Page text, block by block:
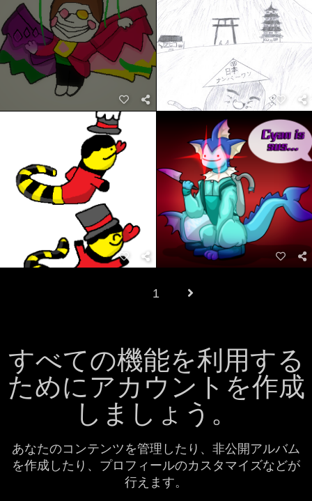
1
すべての機能を利用する
ためにアカウントを作成
しましょう。
あなたのコンテンツを管理したり、非公開アルバム
を作成したり、プロフィールのカスタマイズなどが
行えます。